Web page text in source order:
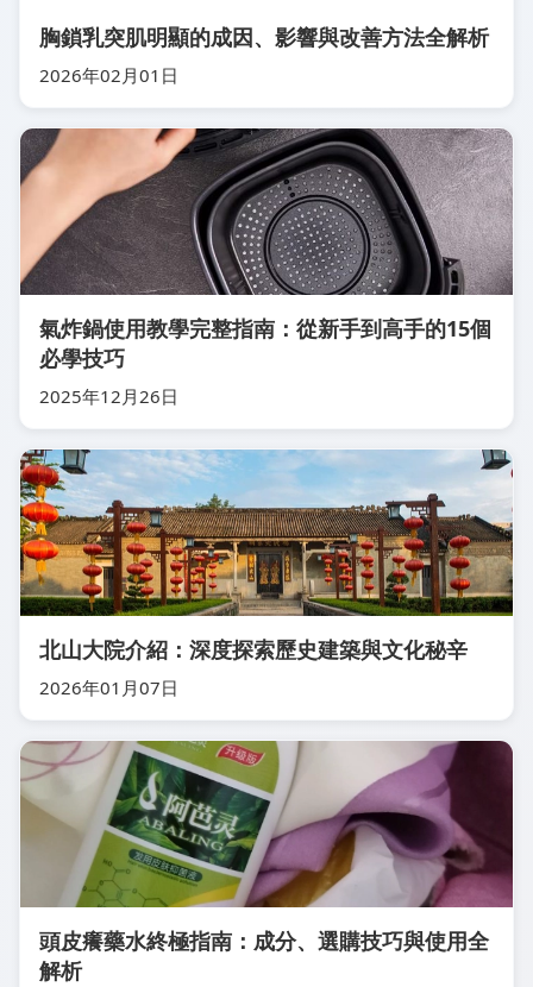
胸鎖乳突肌明顯的成因、影響與改善方法全解析
2026年02月01日
氣炸鍋使用教學完整指南：從新手到高手的15個
必學技巧
2025年12月26日
北山大院介紹：深度探索歷史建築與文化秘辛
2026年01月07日
頭皮癢藥水終極指南：成分、選購技巧與使用全
解析